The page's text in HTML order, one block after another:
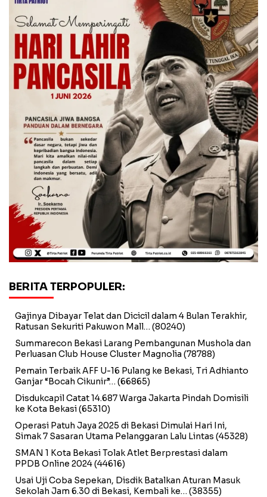
BERITA TERPOPULER:
Gajinya Dibayar Telat dan Dicicil dalam 4 Bulan Terakhir,
Ratusan Sekuriti Pakuwon Mall… (80240)
Summarecon Bekasi Larang Pembangunan Mushola dan
Perluasan Club House Cluster Magnolia (78788)
Pemain Terbaik AFF U-16 Pulang ke Bekasi, Tri Adhianto
Ganjar “Bocah Cikunir”… (66865)
Disdukcapil Catat 14.687 Warga Jakarta Pindah Domisili
ke Kota Bekasi(65310)
Operasi Patuh Jaya 2025 di Bekasi Dimulai Hari Ini,
Simak 7 Sasaran Utama Pelanggaran Lalu Lintas (45328)
SMAN 1 Kota Bekasi Tolak Atlet Berprestasi dalam
PPDB Online 2024(44616)
Usai Uji Coba Sepekan, Disdik Batalkan Aturan Masuk
Sekolah Jam 6.30 di Bekasi, Kembali ke… (38355)